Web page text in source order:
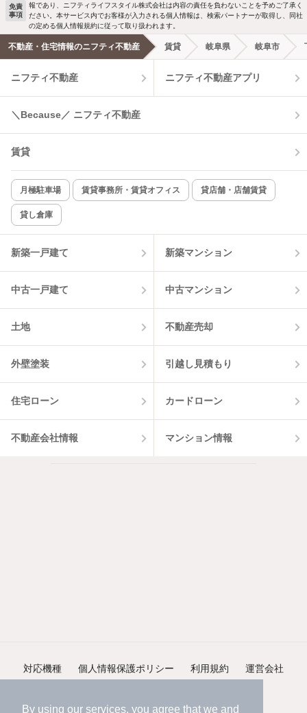
By using our services, you agree that we and
洗濯機置場あり 独立洗面台
エアコンあり 都市ガス
温水洗浄便座 オートロック
コンロ2口以上
新着のみ インターネット無料
該当件数:
物件一覧に反映
免責
事項
報であり、ニフティライフスタイル株式会社は内容の責任を負わないことを予めご了承く
ださい。本サービス内でお客様が入力される個人情報は、検索パートナーが取得し、同社
の定める個人情報規約に従って取り扱われます。
不動産・住宅情報のニフティ不動産 賃貸 岐阜県 岐阜市
ニフティ不動産 ニフティ不動産アプリ
＼Because／ ニフティ不動産
賃貸
月極駐車場 賃貸事務所・賃貸オフィス 貸店舗・店舗賃貸
貸し倉庫
新築一戸建て 新築マンション
中古一戸建て 中古マンション
土地 不動産売却
外壁塗装 引越し見積もり
住宅ローン カードローン
不動産会社情報 マンション情報
対応機種 個人情報保護ポリシー 利用規約 運営会社